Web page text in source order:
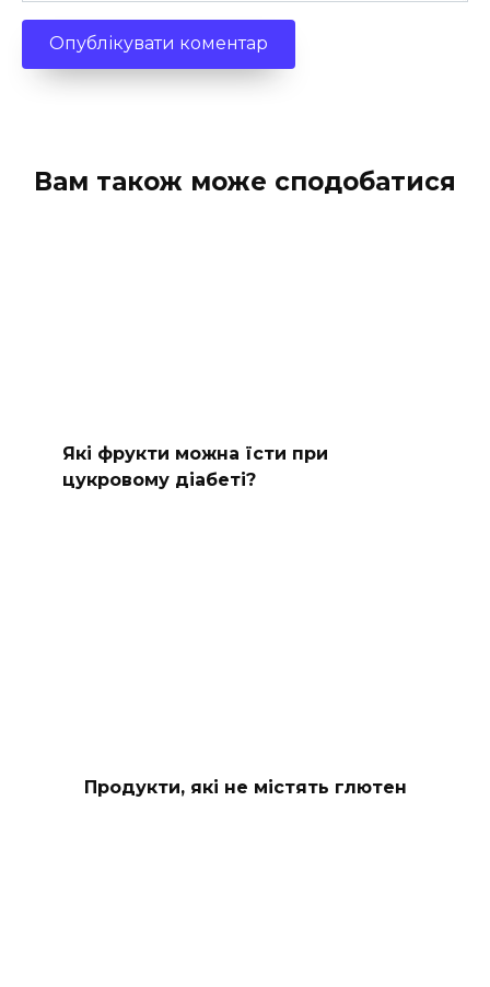
Вам також може сподобатися
Які фрукти можна їсти при
цукровому діабеті?
Продукти, які не містять глютен